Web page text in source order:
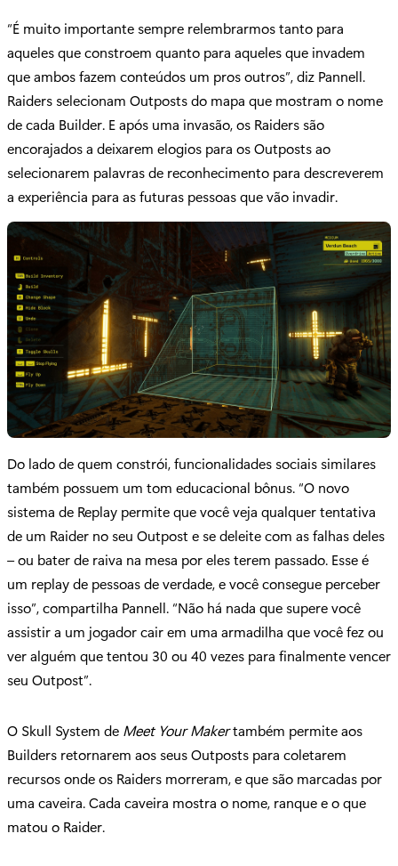
“É muito importante sempre relembrarmos tanto para
aqueles que constroem quanto para aqueles que invadem
que ambos fazem conteúdos um pros outros”, diz Pannell.
Raiders selecionam Outposts do mapa que mostram o nome
de cada Builder. E após uma invasão, os Raiders são
encorajados a deixarem elogios para os Outposts ao
selecionarem palavras de reconhecimento para descreverem
a experiência para as futuras pessoas que vão invadir.
Do lado de quem constrói, funcionalidades sociais similares
também possuem um tom educacional bônus. “O novo
sistema de Replay permite que você veja qualquer tentativa
de um Raider no seu Outpost e se deleite com as falhas deles
– ou bater de raiva na mesa por eles terem passado. Esse é
um replay de pessoas de verdade, e você consegue perceber
isso”, compartilha Pannell. “Não há nada que supere você
assistir a um jogador cair em uma armadilha que você fez ou
ver alguém que tentou 30 ou 40 vezes para finalmente vencer
seu Outpost”.
O Skull System de Meet Your Makertambém permite aos
Builders retornarem aos seus Outposts para coletarem
recursos onde os Raiders morreram, e que são marcadas por
uma caveira. Cada caveira mostra o nome, ranque e o que
matou o Raider.